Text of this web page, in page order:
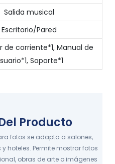
Salida musical
Escritorio/Pared
de corriente*1, Manual de
Soporte*1
Producto
fotos se adapta a salones,
hoteles. Permite mostrar fotos
obras de arte o imágenes